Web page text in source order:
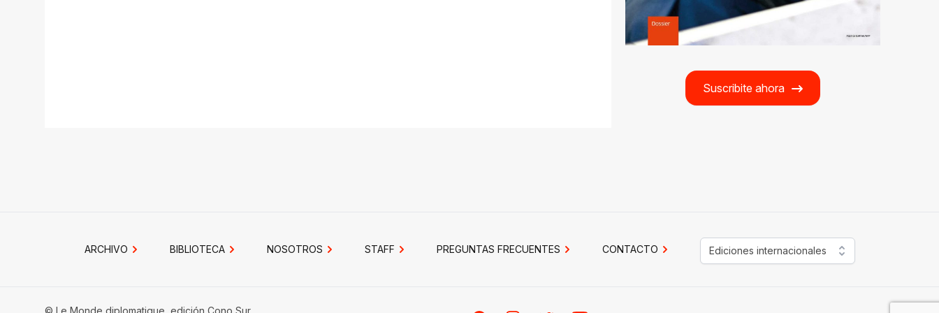
Suscribite ahora
ARCHIVO BIBLIOTECA NOSOTROS STAFF PREGUNTAS FRECUENTES CONTACTO Ediciones internacionales